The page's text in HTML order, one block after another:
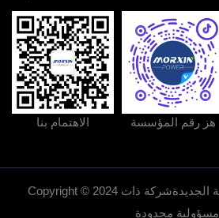
طريقة الاتصال: 189 2295 8502
عنوان الشركة:
1213 ، بناء B1 ، تيان سايبر سيتي ، حي نانتشنغ ، مدينة
دونغ قوان بمقاطعة قوانغدونغ
البريد الإلكتروني:
hello@morxinpower.com
البريد الإلكتروني:
info@morxinpower.com
الاهتمام بنا هز رقم المؤسسة
Copyright © 2024 تشانغتشوماوشينالطاقة الجديدةشركة ذات
مسؤولية محدودة